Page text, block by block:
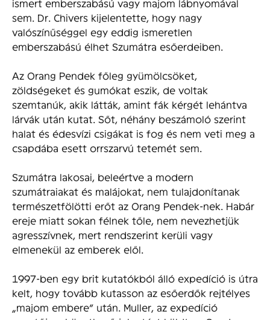
ismert emberszabású vagy majom lábnyomával
sem. Dr. Chivers kijelentette, hogy nagy
valószínűséggel egy eddig ismeretlen
emberszabású élhet Szumátra esőerdeiben.
Az Orang Pendek főleg gyümölcsöket,
zöldségeket és gumókat eszik, de voltak
szemtanúk, akik látták, amint fák kérgét lehántva
lárvák után kutat. Sőt, néhány beszámoló szerint
halat és édesvízi csigákat is fog és nem veti meg a
csapdába esett orrszarvú tetemét sem.
Szumátra lakosai, beleértve a modern
szumátraiakat és malájokat, nem tulajdonítanak
természetfölötti erőt az Orang Pendek-nek. Habár
ereje miatt sokan félnek tőle, nem nevezhetjük
agresszívnek, mert rendszerint kerüli vagy
elmenekül az emberek elől.
1997-ben egy brit kutatókból álló expedíció is útra
kelt, hogy tovább kutasson az esőerdők rejtélyes
„majom embere” után. Muller, az expedíció